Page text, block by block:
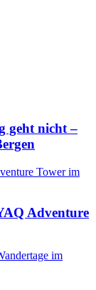
geht nicht –
Adventure